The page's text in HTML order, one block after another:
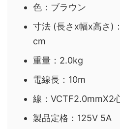
色：ブラウン
寸法 (長さx幅x高さ)
cm
重量：2.0kg
電線長：10m
線：VCTF2.0mmX2
製品定格：125V 5A